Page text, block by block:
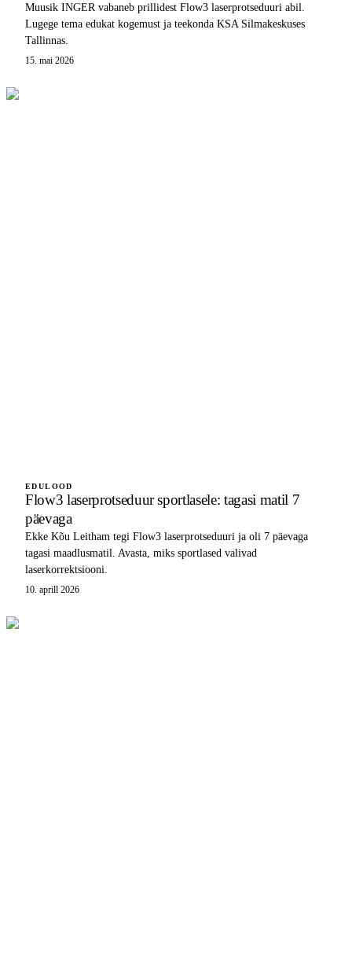
Muusik INGER vabaneb prillidest Flow3 laserprotseduuri abil.
Lugege tema edukat kogemust ja teekonda KSA Silmakeskuses
Tallinnas.
15. mai 2026
EDULOOD
Flow3 laserprotseduur sportlasele: tagasi matil 7
päevaga
Ekke Kõu Leitham tegi Flow3 laserprotseduuri ja oli 7 päevaga
tagasi maadlusmatil. Avasta, miks sportlased valivad
laserkorrektsiooni.
10. aprill 2026